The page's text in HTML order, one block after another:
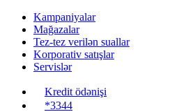
Kampaniyalar
Mağazalar
Tez-tez verilən suallar
Korporativ satışlar
Servislər
Kredit ödənişi
*3344